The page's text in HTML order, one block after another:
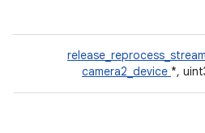
release_reprocess_stream
camera2_device *,